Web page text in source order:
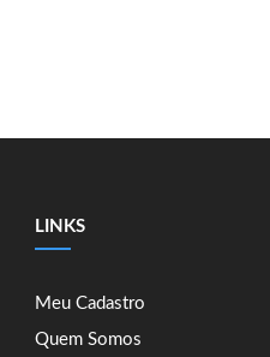
LINKS
Meu Cadastro
Quem Somos